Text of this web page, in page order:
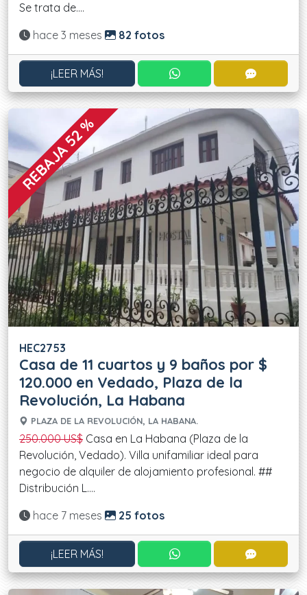
Se trata de....
Actualizado:
hace 3 meses 82 fotos
¡LEER MÁS! CONTACTAR POR
REBAJA 52 %
HEC2753
Casa de 11 cuartos y 9 baños por $
120.000 en Vedado, Plaza de la
Revolución, La Habana
PLAZA DE LA REVOLUCIÓN, LA HABANA.
250.000 US$ Casa en La Habana (Plaza de la
Revolución, Vedado). Villa unifamiliar ideal para
negocio de alquiler de alojamiento profesional. ##
Distribución L....
Actualizado:
hace 7 meses 25 fotos
¡LEER MÁS! CONTACTAR POR